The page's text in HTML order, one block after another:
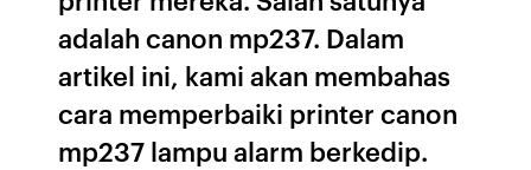
adalah canon mp237. Dalam
artikel ini, kami akan membahas
cara memperbaiki printer canon
mp237 lampu alarm berkedip.